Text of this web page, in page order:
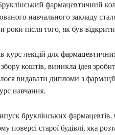
фармацевтичний
навчального закладу
роки після того, як був
лекцій для
збору коштів, виникла ідея
видавати дипломи з
навчання.
бруклінських фармацевтів.
поверсі старої будівлі, яка